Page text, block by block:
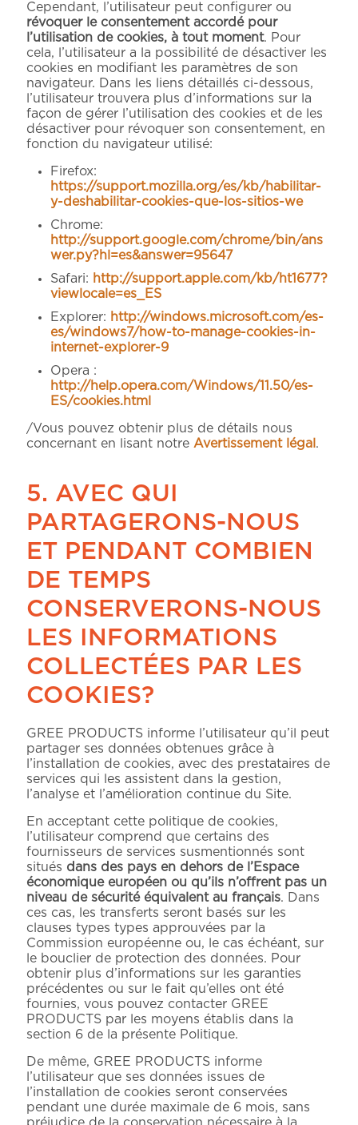
Cependant, l’utilisateur peut configurer ou
révoquer le consentement accordé pour
l’utilisation de cookies, à tout moment. Pour
cela, l’utilisateur a la possibilité de désactiver les
cookies en modifiant les paramètres de son
navigateur. Dans les liens détaillés ci-dessous,
l’utilisateur trouvera plus d’informations sur la
façon de gérer l’utilisation des cookies et de les
désactiver pour révoquer son consentement, en
fonction du navigateur utilisé:
Firefox:
https://support.mozilla.org/es/kb/habilitar-
y-deshabilitar-cookies-que-los-sitios-we
Chrome:
http://support.google.com/chrome/bin/ans
wer.py?hl=es&answer=95647
Safari: http://support.apple.com/kb/ht1677?
viewlocale=es_ES
Explorer: http://windows.microsoft.com/es-
es/windows7/how-to-manage-cookies-in-
internet-explorer-9
Opera :
http://help.opera.com/Windows/11.50/es-
ES/cookies.html
/Vous pouvez obtenir plus de détails nous
concernant en lisant notre Avertissement légal .
5. AVEC QUI
PARTAGERONS-NOUS
ET PENDANT COMBIEN
DE TEMPS
CONSERVERONS-NOUS
LES INFORMATIONS
COLLECTÉES PAR LES
COOKIES?
GREE PRODUCTS informe l’utilisateur qu’il peut
partager ses données obtenues grâce à
l’installation de cookies, avec des prestataires de
services qui les assistent dans la gestion,
l’analyse et l’amélioration continue du Site.
En acceptant cette politique de cookies,
l’utilisateur comprend que certains des
fournisseurs de services susmentionnés sont
situés dans des pays en dehors de l’Espace
économique européen ou qu’ils n’offrent pas un
niveau de sécurité équivalent au français. Dans
ces cas, les transferts seront basés sur les
clauses types types approuvées par la
Commission européenne ou, le cas échéant, sur
le bouclier de protection des données. Pour
obtenir plus d’informations sur les garanties
précédentes ou sur le fait qu’elles ont été
fournies, vous pouvez contacter GREE
PRODUCTS par les moyens établis dans la
section 6 de la présente Politique.
De même, GREE PRODUCTS informe
l’utilisateur que ses données issues de
l’installation de cookies seront conservées
pendant une durée maximale de 6 mois, sans